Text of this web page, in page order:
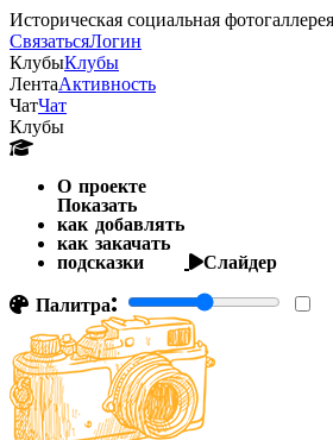
Историческая социальная фотогаллерея
СвязатьсяЛогин
КлубыКлубы
ЛентаАктивность
ЧатЧат
Клубы
О проекте
Показать
как добавлять
как закачать
подсказки
Слайдер
Палитра: